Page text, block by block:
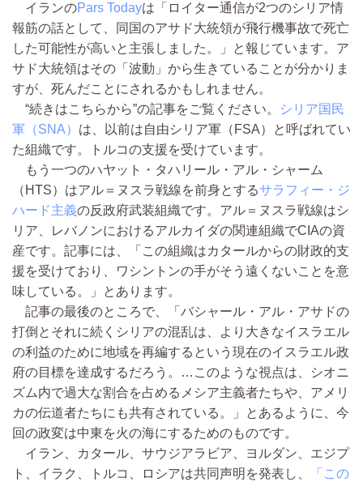
イランのPars Todayは「ロイター通信が2つのシリア情
報筋の話として、同国のアサド大統領が飛行機事故で死亡
した可能性が高いと主張しました。」と報じています。ア
サド大統領はその「波動」から生きていることが分かりま
すが、死んだことにされるかもしれません。
“続きはこちらから”の記事をご覧ください。
シリア国民
軍（SNA） は、以前は自由シリア軍（FSA）と呼ばれてい
た組織です。トルコの支援を受けています。
もう一つのハヤット・タハリール・アル・シャーム
（HTS）はアル＝ヌスラ戦線を前身とするサラフィー・ジ
ハード主義の反政府武装組織です。アル＝ヌスラ戦線はシ
リア、レバノンにおけるアルカイダの関連組織でCIAの資
産です。記事には、「この組織はカタールからの財政的支
援を受けており、ワシントンの手がそう遠くないことを意
味している。」とあります。
記事の最後のところで、「バシャール・アル・アサドの
打倒とそれに続くシリアの混乱は、より大きなイスラエル
の利益のために地域を再編するという現在のイスラエル政
府の目標を達成するだろう。…このような視点は、シオニ
ズム内で過大な割合を占めるメシア主義者たちや、アメリ
カの伝道者たちにも共有されている。」とあるように、今
回の政変は中東を火の海にするためのものです。
イラン、カタール、サウジアラビア、ヨルダン、エジプ
ト、イラク、トルコ、ロシアは共同声明を発表し、
「この